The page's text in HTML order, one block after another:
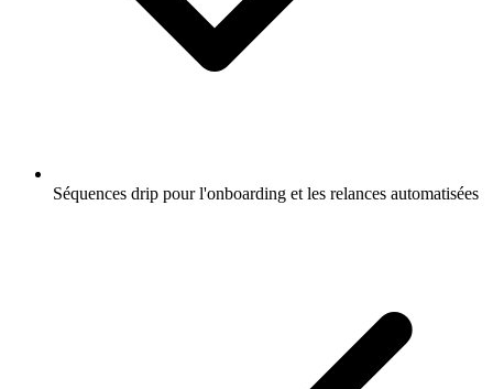
Séquences drip pour l'onboarding et les relances automatisées